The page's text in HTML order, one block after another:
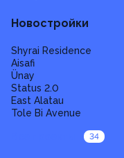
Новостройки
Shyrai Residence
Aisafi
Ünay
Status 2.0
East Alatau
Tole Bi Avenue
34